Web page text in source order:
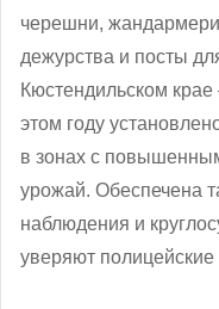
черешни,
дежурства и посты
Кюстендильском
этом году
в зонах с
урожай. Обеспечена
наблюдения и
уверяют полицейские